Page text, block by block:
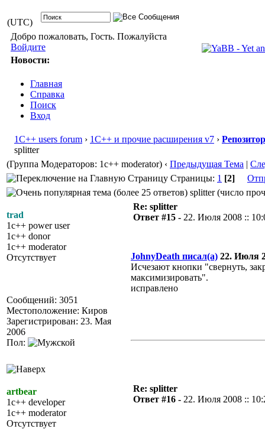
(UTC)
Добро пожаловать, Гость. Пожалуйста
Войдите
Новости:
Главная
Справка
Поиск
Вход
1С++ users forum › 1С++ и прочие расширения v7 ›
splitter
(Группа Модераторов: 1c++ moderator) ‹ Предыдущая Тема |
Страницы: 1 [2]
splitter (число
trad
1c++ power user
1c++ donor
1c++ moderator
Отсутствует
Сообщений: 3051
Местоположение: Киров
Зарегистрирован: 23. Мая
2006
Пол:
Re: splitter
Ответ #15 - 22. Июля 2008 ::
JohnyDeath писал(а) 22. Июля
Исчезают кнопки "свернуть,
максимизировать".
исправлено
artbear
1c++ developer
1c++ moderator
Отсутствует
Re: splitter
Ответ #16 - 22. Июля 2008 ::